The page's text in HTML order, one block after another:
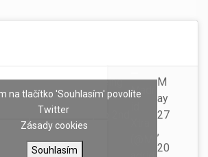
"The rumours of being
don't know where it
no, no assistant, no 2nd
a player, that's what I
to play."
Madr
M
ay
27
,
20
na tlačítko 'Souhlasím' povolíte
Twitter
Zásady cookies
Souhlasím